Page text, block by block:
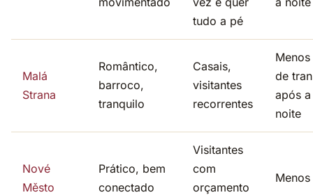
tudo a pé
Malá
Strana
Romântico,
barroco,
tranquilo
Casais,
visitantes
recorrentes
de
após
noite
Nové
Město
Prático, bem
conectado
Visitantes
com
orçamento